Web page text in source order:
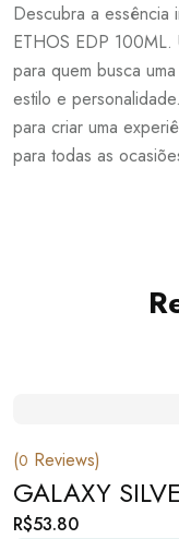
Descubra a
ETHOS EDP 100ML.
para quem busca
estilo e
para criar uma
para todas as
(0 Reviews)
GALAXY
R$53.80